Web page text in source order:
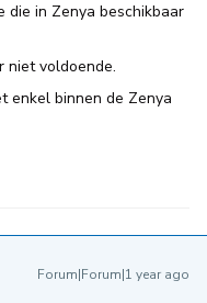
die in Zenya beschikbaar
niet voldoende.
enkel binnen de Zenya
Forum|Forum|1 year ago